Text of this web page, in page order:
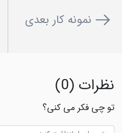
نمونه کار بعدی
نظرات (0)
تو چی فکر می کنی؟